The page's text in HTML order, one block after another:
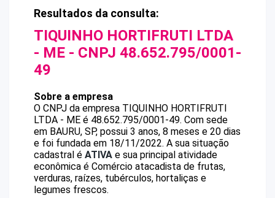
Resultados da consulta:
TIQUINHO HORTIFRUTI LTDA
- ME - CNPJ 48.652.795/0001-
49
Sobre a empresa
O CNPJ da empresa TIQUINHO HORTIFRUTI
LTDA - ME é 48.652.795/0001-49. Com sede
em BAURU, SP, possui 3 anos, 8 meses e 20 dias
e foi fundada em 18/11/2022. A sua situação
cadastral é ATIVA e sua principal atividade
econômica é Comércio atacadista de frutas,
verduras, raízes, tubérculos, hortaliças e
legumes frescos.